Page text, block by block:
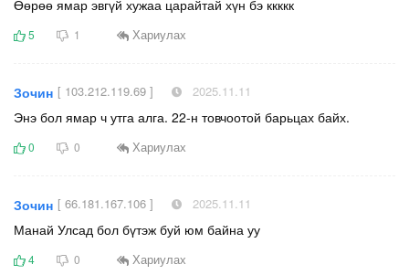
Өөрөө ямар эвгүй хужаа царайтай хүн бэ ккккк
5 1 Хариулах
Зочин [ 103.212.119.69 ] 2025.11.11
Энэ бол ямар ч утга алга. 22-н товчоотой барьцах байх.
0 0 Хариулах
Зочин [ 66.181.167.106 ] 2025.11.11
Манай Улсад бол бүтэж буй юм байна уу
4 0 Хариулах